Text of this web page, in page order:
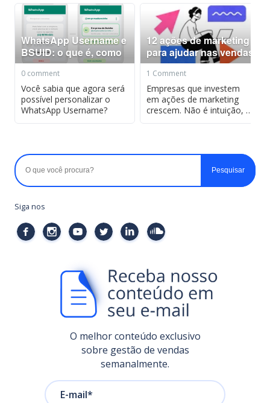
WhatsApp Username e
BSUID: o que é, como
usar e como reservar
WhatsApp Username e
BSUID: o que é, como
usar e como reservar
0 comment
Você sabia que agora será
possível personalizar o
WhatsApp Username?
12 ações de marketing
para ajudar nas vendas
+ resultados 12 ações
de marketing para
ajudar nas vendas +
resultados
1 Comment
Empresas que investem
em ações de marketing
crescem. Não é intuição, é
dado. A pesquisa
das empresas…
Siga nos
O melhor conteúdo exclusivo
sobre gestão de vendas
semanalmente.